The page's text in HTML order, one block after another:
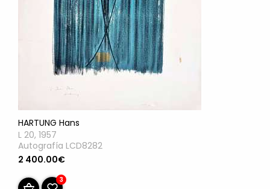
HARTUNG Hans
L 20, 1957
Autografía LCD8282
2 400.00€
3